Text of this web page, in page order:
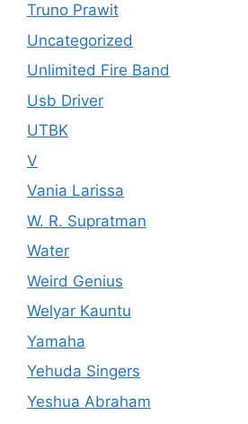
Truno Prawit
Uncategorized
Unlimited Fire Band
Usb Driver
UTBK
V
Vania Larissa
W. R. Supratman
Water
Weird Genius
Welyar Kauntu
Yamaha
Yehuda Singers
Yeshua Abraham